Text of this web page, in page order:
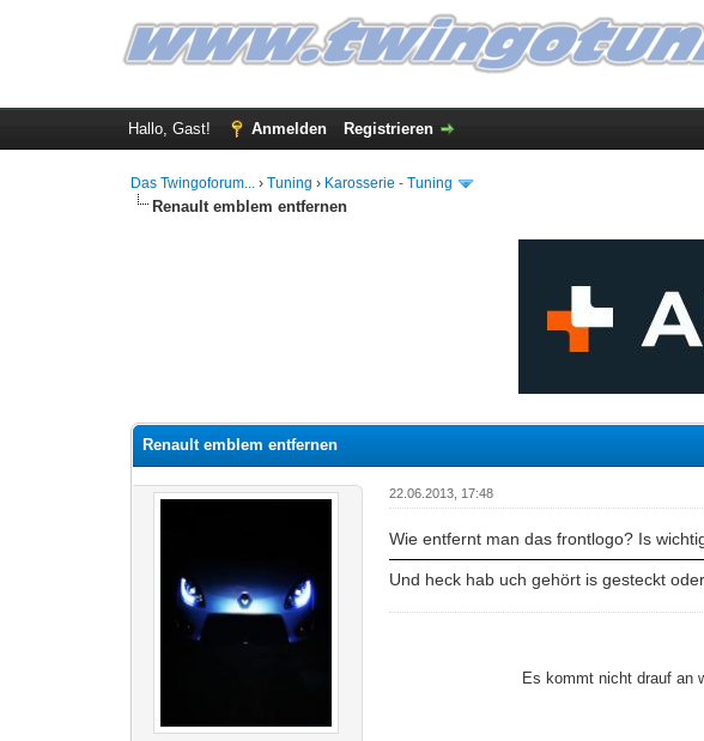
Hallo, Gast! Anmelden Registrieren
Das Twingoforum... ›Tuning › Karosserie - Tuning
Renault emblem entfernen
Renault emblem entfernen
22.06.2013, 17:48
Wie entfernt man das frontlogo? Is
Und heck hab uch gehört is gesteckt
Es kommt nicht drauf an